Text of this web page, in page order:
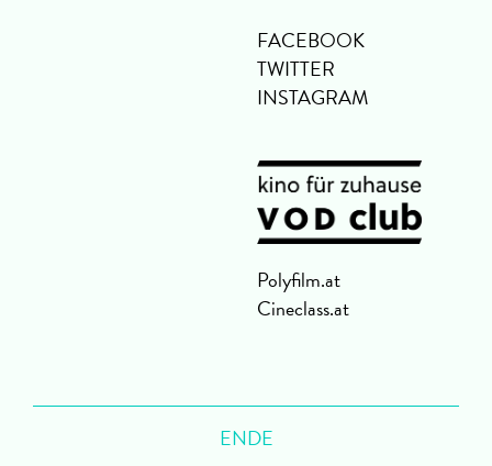
FACEBOOK
TWITTER
INSTAGRAM
Polyfilm.at
Cineclass.at
ENDE